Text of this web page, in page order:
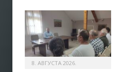
8. АВГУСТА 2026.